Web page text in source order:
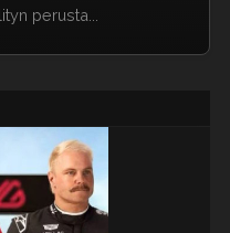
perusta...